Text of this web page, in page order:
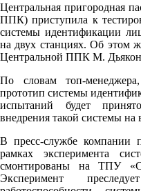
Центральная пригородная
ППК) приступила к
системы идентификации
на двух станциях. Об этом
Центральной ППК М.
По словам топ-
прототип системы
испытаний будет
внедрения такой системы на
В пресс-службе компании
рамках эксперимента
смонтированы на ТПУ
Эксперимент